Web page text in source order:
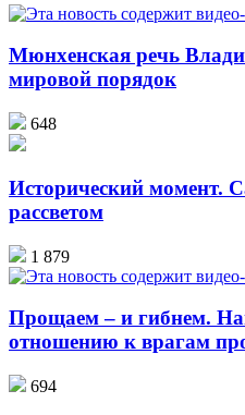
Мюнхенская речь
мировой порядок
648
Исторический момент.
рассветом
1 879
Прощаем – и гибнем.
отношению к врагам
694